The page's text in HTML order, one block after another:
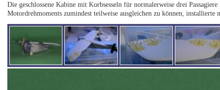
Die geschlossene Kabine mit Korbsesseln für normalerweise drei
Motordrehmoments zumindest teilweise ausgleichen zu können,